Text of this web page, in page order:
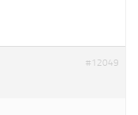
#12049